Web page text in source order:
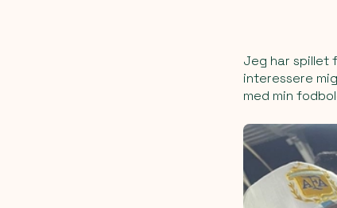
Jeg har spillet
interessere
med min